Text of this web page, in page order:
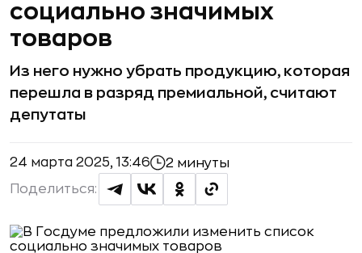
социально значимых
товаров
Из него нужно убрать продукцию, которая
перешла в разряд премиальной, считают
депутаты
24 марта 2025, 13:46 2 минуты
Поделиться: